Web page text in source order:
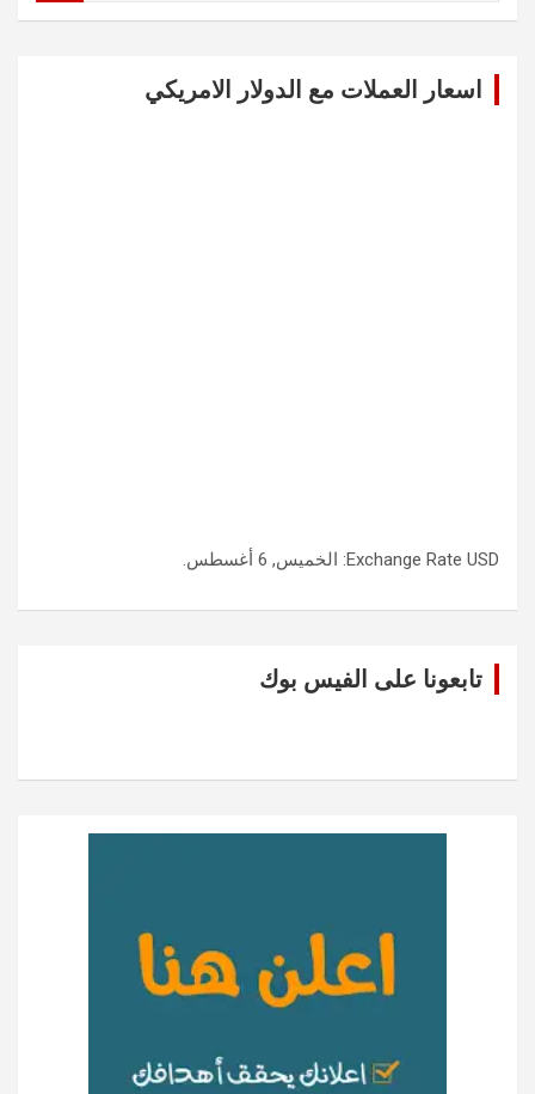
اسعار العملات مع الدولار الامريكي
Exchange Rate USD : الخميس, 6 أغسطس.
تابعونا على الفيس بوك